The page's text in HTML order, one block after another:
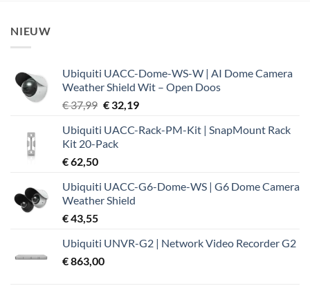
NIEUW
Ubiquiti UACC-Dome-WS-W | AI Dome Camera
Weather Shield Wit – Open Doos
€37,99 Oorspronkelijke
was:
€ 37,99.
€32,19Huidige
is:
Ubiquiti UACC-Rack-PM-Kit | SnapMount Rack
Kit 20-Pack
€62,50
Ubiquiti UACC-G6-Dome-WS | G6 Dome Camera
Weather Shield
€43,55
Ubiquiti UNVR-G2 | Network Video Recorder G2
€863,00